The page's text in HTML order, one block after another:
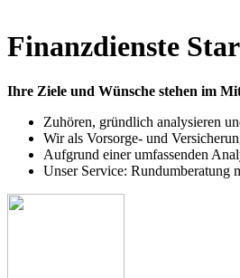
Finanzdienste
Ihre Ziele und Wünsche stehen im
Zuhören, gründlich analysieren
Wir als Vorsorge- und
Aufgrund einer umfassenden
Unser Service: Rundumberatung